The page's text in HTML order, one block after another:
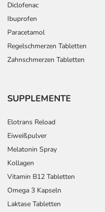
Diclofenac
Ibuprofen
Paracetamol
Regelschmerzen Tabletten
Zahnschmerzen Tabletten
SUPPLEMENTE
Elotrans Reload
Eiweißpulver
Melatonin Spray
Kollagen
Vitamin B12 Tabletten
Omega 3 Kapseln
Laktase Tabletten